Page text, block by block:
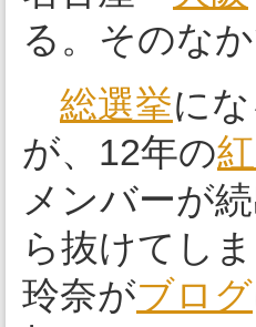
る。そのな
総選挙に
が、12年の
メンバーが
ら抜けてし
玲奈がブログ